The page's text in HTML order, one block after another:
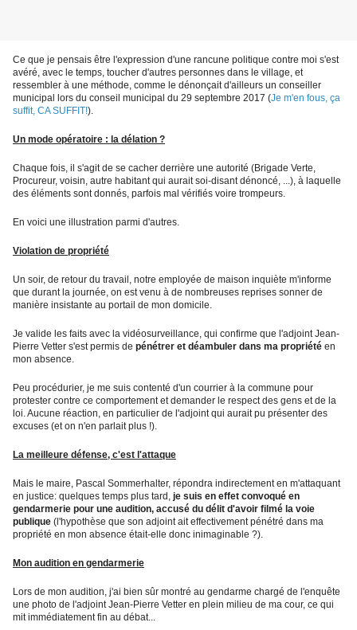
Ce que je pensais être l'expression d'une rancune politique contre moi s'est
avéré, avec le temps, toucher d'autres personnes dans le village, et
ressembler à une méthode, comme le dénonçait d'ailleurs un conseiller
municipal lors du conseil municipal du 29 septembre 2017 (Je m'en fous, ça
suffit, CA SUFFIT!).
Un mode opératoire : la délation ?
Chaque fois, il s'agit de se cacher derrière une autorité (Brigade Verte,
Procureur, voisin, autre habitant qui aurait soi-disant dénoncé, ...), à laquelle
des éléments sont donnés, parfois mal vérifiés voire trompeurs.
En voici une illustration parmi d'autres.
Violation de propriété
Un soir, de retour du travail, notre employée de maison inquiète m'informe
que durant la journée, on est venu à de nombreuses reprises sonner de
manière insistante au portail de mon domicile.
Je valide les faits avec la vidéosurveillance, qui confirme que l'adjoint Jean-
Pierre Vetter s'est permis de pénétrer et déambuler dans ma propriété en
mon absence.
Peu procédurier, je me suis contenté d'un courrier à la commune pour
protester contre ce comportement et demander le respect des gens et de la
loi. Aucune réaction, en particulier de l'adjoint qui aurait pu présenter des
excuses (et on n'en parlait plus !).
La meilleure défense, c'est l'attaque
Mais le maire, Pascal Sommerhalter, répondra indirectement en m'attaquant
en justice: quelques temps plus tard, je suis en effet convoqué en
gendarmerie pour une audition, accusé du délit d'avoir filmé la voie
publique (l'hypothèse que son adjoint ait effectivement pénétré dans ma
propriété en mon absence était-elle donc inimaginable ?).
Mon audition en gendarmerie
Lors de mon audition, j'ai bien sûr montré au gendarme chargé de l'enquête
une photo de l'adjoint Jean-Pierre Vetter en plein milieu de ma cour, ce qui
mit immédiatement fin au débat...